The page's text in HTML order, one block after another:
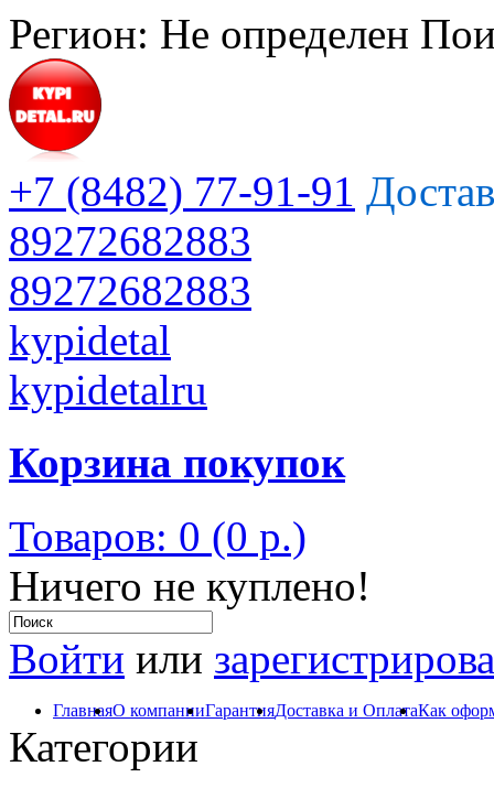
Регион: Не определен
+7 (8482) 77-91-91
89272682883
89272682883
kypidetal
kypidetalru
Корзина покупок
Товаров: 0 (0 р.)
Ничего не куплено!
Войти или
ГлавнаяО компанииГарантияДоставка и ОплатаКак
Категории